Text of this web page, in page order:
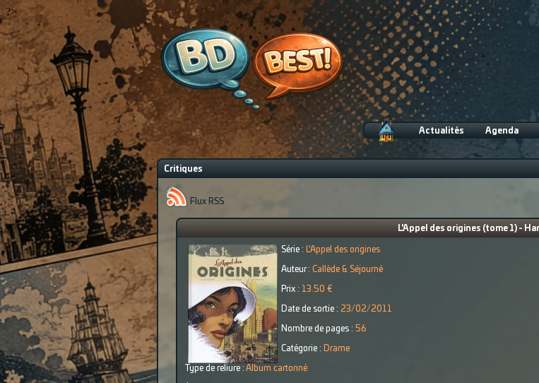
?>
Actualités Agenda
Critiques
Flux RSS
L'Appel des origines (tome 1) -
Série : L'Appel des origines
Auteur : Callède & Séjourné
Prix : 13.50 €
Date de sortie : 23/02/2011
Nombre de pages : 56
Catégorie : Drame
Type de reliure : Album cartonné